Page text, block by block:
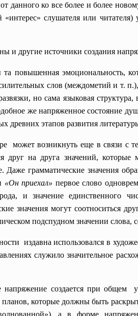
данного ко все более и более
слушателя или
и другие источники создания
та повышенная эмоциональность,
слов (междометий и т.
но сама языковая
же напряженное состояние
древних этапов развития
может возникнуть еще в связи с
друг на друга значений,
Даже грамматические значения
«Он приехал» первое слово
и значение единственного
значения могут соотноситься
подспудном значении слова,
издавна использовался в
служило значительное
создается при общем
которые должны быть
а в форме